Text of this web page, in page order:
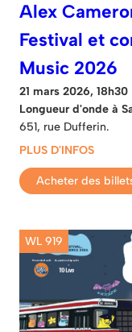
Alex
Festival et
Music 2026
21 mars 2026, 18h30
Longueur d'onde à
651, rue Dufferin.
PLUS D'INFOS
Acheter des
WL 919